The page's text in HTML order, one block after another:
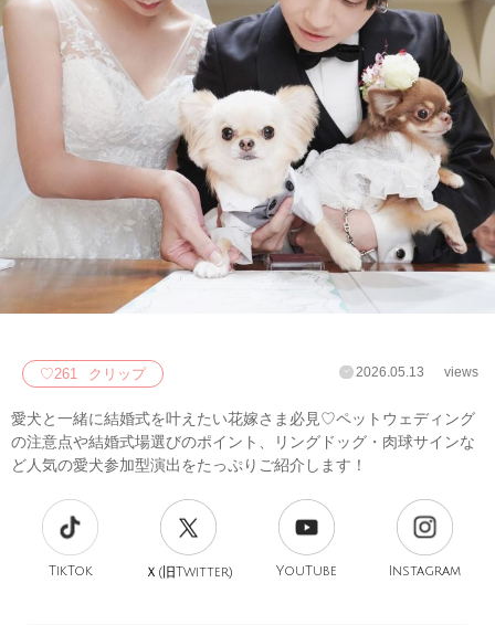
♡261 クリップ 2026.05.13 views
愛犬と一緒に結婚式を叶えたい花嫁さま必見♡ペットウェディング
の注意点や結婚式場選びのポイント、リングドッグ・肉球サインな
ど人気の愛犬参加型演出をたっぷりご紹介します！
TikTok Ｘ(旧Twitter) YouTube Instagram